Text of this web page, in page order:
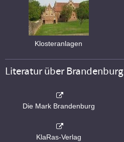
Klosteranlagen
Literatur über Brandenburg
Die Mark Brandenburg
KlaRas-Verlag